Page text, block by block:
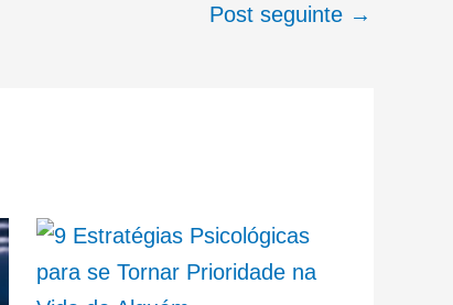
Post seguinte →